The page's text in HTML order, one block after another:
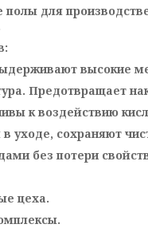
для
высокие
Предотвращает
к воздействию
уходе, сохраняют
без потери
цеха.